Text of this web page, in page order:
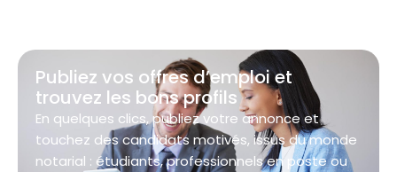
Publiez vos offres d’emploi et
trouvez les bons profils
En quelques clics, publiez votre annonce et
touchez des candidats motivés, issus du monde
notarial : étudiants, professionnels en poste ou